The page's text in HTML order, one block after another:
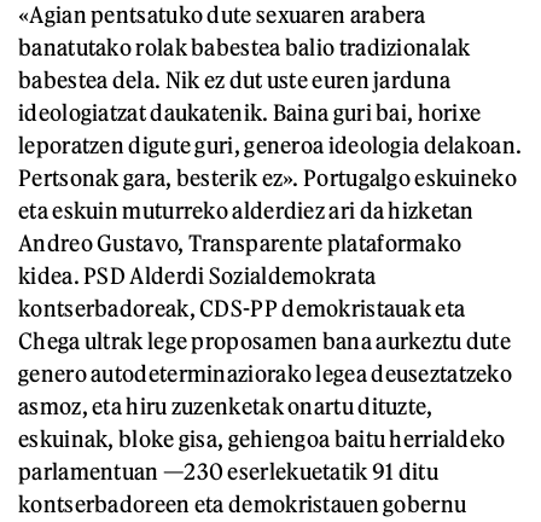
«Agian pentsatuko dute sexuaren arabera
banatutako rolak babestea balio tradizionalak
babestea dela. Nik ez dut uste euren jarduna
ideologiatzat daukatenik. Baina guri bai, horixe
leporatzen digute guri, generoa ideologia delakoan.
Pertsonak gara, besterik ez». Portugalgo eskuineko
eta eskuin muturreko alderdiez ari da hizketan
Andreo Gustavo, Transparente plataformako
kidea. PSD Alderdi Sozialdemokrata
kontserbadoreak, CDS-PP demokristauak eta
Chega ultrak lege proposamen bana aurkeztu dute
genero autodeterminaziorako legea deuseztatzeko
asmoz, eta hiru zuzenketak onartu dituzte,
eskuinak, bloke gisa, gehiengoa baitu herrialdeko
parlamentuan —230 eserlekuetatik 91 ditu
kontserbadoreen eta demokristauen gobernu